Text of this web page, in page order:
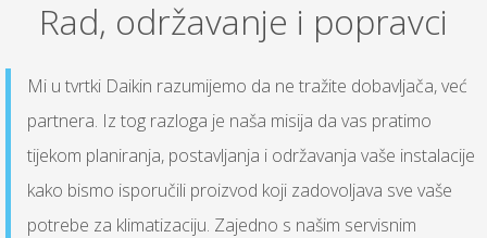
Rad, održavanje i popravci
Mi u tvrtki Daikin razumijemo da ne tražite dobavljača, već
partnera. Iz tog razloga je naša misija da vas pratimo
tijekom planiranja, postavljanja i održavanja vaše instalacije
kako bismo isporučili proizvod koji zadovoljava sve vaše
potrebe za klimatizaciju. Zajedno s našim servisnim